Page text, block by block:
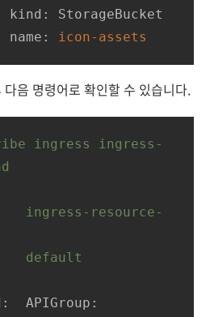
                name:
음 명령어로 확인할 수 있습니다.
ingress
ingress-
ingress-resource-
default
APIGroup: